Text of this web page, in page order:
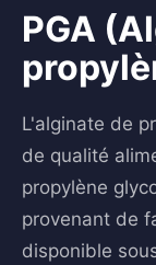
PGA
L'alginate de
de qualité
propylène
provenant de
disponible